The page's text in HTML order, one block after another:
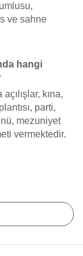
ve sahne
hangi
kına,
parti,
mezuniyet
vermektedir.